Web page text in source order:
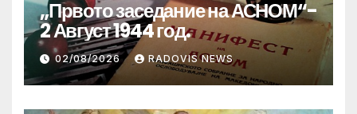
„Првото заседание на АСНОМ“-
2 Август 1944 год.
02/08/2026 RADOVIS NEWS